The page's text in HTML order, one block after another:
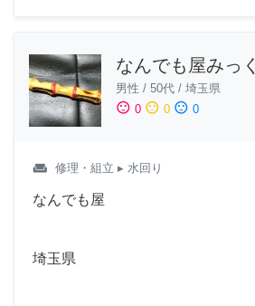
なんでも屋みっく
男性 / 50代 / 埼玉県
sentiment_satisfied 0 sentiment_neutral 0 sentiment_dissatisfied 0
weekend 修理・組立 ▸ 水回り
なんでも屋
埼玉県